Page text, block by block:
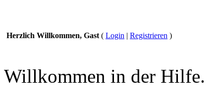
Herzlich Willkommen, Gast ( Login | Registrieren )
Willkommen in der Hilfe.